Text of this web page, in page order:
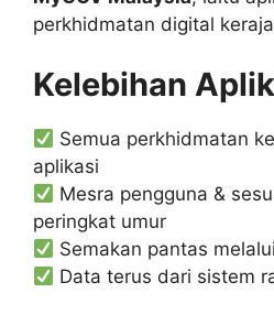
perkhidmatan digital
Kelebihan
Semua perkhidmatan
aplikasi
Mesra pengguna &
peringkat umur
Semakan pantas
Data terus dari sistem